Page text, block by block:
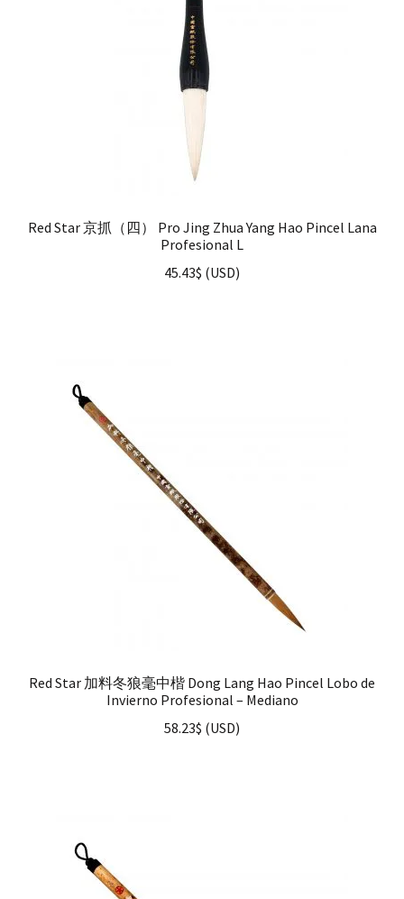
Red Star 京抓（四） Pro Jing Zhua Yang Hao Pincel Lana
Profesional L
45.43$ (USD)
Red Star 加料冬狼毫中楷 Dong Lang Hao Pincel Lobo de
Invierno Profesional – Mediano
58.23$ (USD)